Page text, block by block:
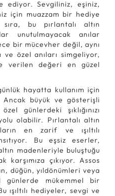
ediyor. Sevgiliniz, eşiniz,
için muazzam bir hediye
bu pırlantalı altın
unutulmayacak anılar
bir mücevher değil, aynı
ve özel anıları simgeliyor,
verilen değeri en güzel
hayatta kullanım için
büyük ve gösterişli
günlerdeki şıklığınızı
olabilir. Pırlantalı altın
en zarif ve ışıltılı
Bu eşsiz eserler,
madenleriyle buluştuğu
çıkıyor. Assos
düğün, yıldönümleri veya
mükemmel bir
ışıltılı hediyeler, sevgi ve